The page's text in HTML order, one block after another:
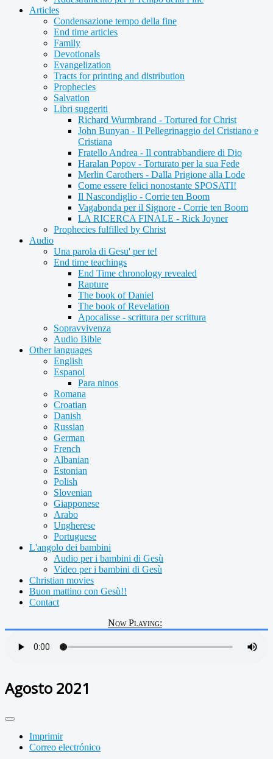
Articles
Condensazione tempo della fine
End time articles
Family
Devotionals
Evangelization
Tracts for printing and distribution
Prophecies
Salvation
Libri suggeriti
Richard Wurmbrand - Tortured for Christ
John Bunyan - Il Pellegrinaggio del Cristiano e
Cristiana
Fratello Andrea - Il contrabbandiere di Dio
Haralan Popov - Torturato per la sua Fede
Merlin Carothers - Dalla Prigione alla Lode
Come essere felici nonostante SPOSATI!
Il Nascondiglio - Corrie ten Boom
Vagabonda per il Signore - Corrie ten Boom
LA RICERCA FINALE - Rick Joyner
Prophecies fulfilled by Christ
Audio
Una parola di Gesu' per te!
End time teachings
End Time chronology revealed
Rapture
The book of Daniel
The book of Revelation
Apocalisse - scrittura per scrittura
Sopravvivenza
Audio Bible
Other languages
English
Espanol
Para ninos
Romana
Croatian
Danish
Russian
German
French
Albanian
Estonian
Polish
Slovenian
Giapponese
Arabo
Ungherese
Portuguese
L'angolo dei bambini
Audio per i bambini di Gesù
Video per i bambini di Gesù
Christian movies
Buon mattino con Gesù!!
Contact
Now Playing:
Agosto 2021
Imprimir
Correo electrónico